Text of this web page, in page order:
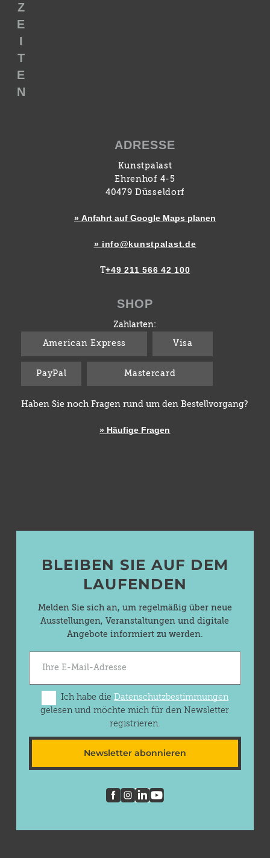
Z
E
I
T
E
N
ADRESSE
Kunstpalast
Ehrenhof 4-5
40479 Düsseldorf
» Anfahrt auf Google Maps planen
» info@kunstpalast.de
T+49 211 566 42 100
SHOP
Zahlarten:
American Express Visa
PayPal Mastercard
Haben Sie noch Fragen rund um den Bestellvorgang?
» Häufige Fragen
BLEIBEN SIE AUF DEM
LAUFENDEN
Melden Sie sich an, um regelmäßig über neue
Ausstellungen, Veranstaltungen und digitale
Angebote informiert zu werden.
Ich habe dieDatenschutzbestimmungen
gelesen und möchte mich für den Newsletter
registrieren.
Newsletter abonnieren